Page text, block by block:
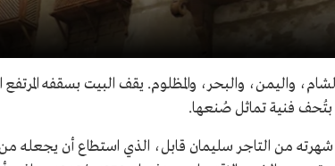
واليمن، والبحر، والمظلوم. يقف البيت بسقفه
فنية تماثل صُنعها.
من التاجر سليمان قابل، الذي استطاع أن يجعله من